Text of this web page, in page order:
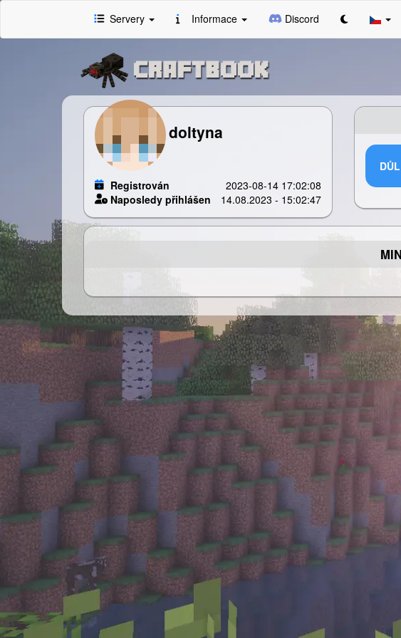
Servery Informace Discord
doltyna
Registrován
2023-08-14 17:02:08
Naposledy přihlášen
14.08.2023 - 15:02:47